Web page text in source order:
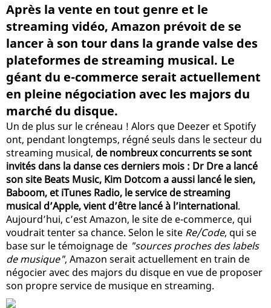
Après la vente en tout genre et le
streaming vidéo, Amazon prévoit de se
lancer à son tour dans la grande valse des
plateformes de streaming musical. Le
géant du e-commerce serait actuellement
en pleine négociation avec les majors du
marché du disque.
Un de plus sur le créneau ! Alors que Deezer et Spotify
ont, pendant longtemps, régné seuls dans le secteur du
streaming musical, de nombreux concurrents se sont
invités dans la danse ces derniers mois : Dr Dre a lancé
son site Beats Music, Kim Dotcom a aussi lancé le sien,
Baboom, et iTunes Radio, le service de streaming
musical d’Apple, vient d’être lancé à l’international.
Aujourd’hui, c’est Amazon, le site de e-commerce, qui
voudrait tenter sa chance. Selon le site Re/Code, qui se
base sur le témoignage de "sources proches des labels
de musique", Amazon serait actuellement en train de
négocier avec des majors du disque en vue de proposer
son propre service de musique en streaming.